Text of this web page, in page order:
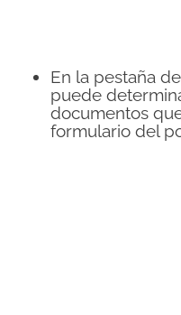
En la pestaña
puede
documentos
formulario del